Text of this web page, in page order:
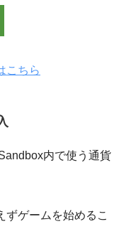
こちら
内で使う通貨
ずゲームを始めるこ